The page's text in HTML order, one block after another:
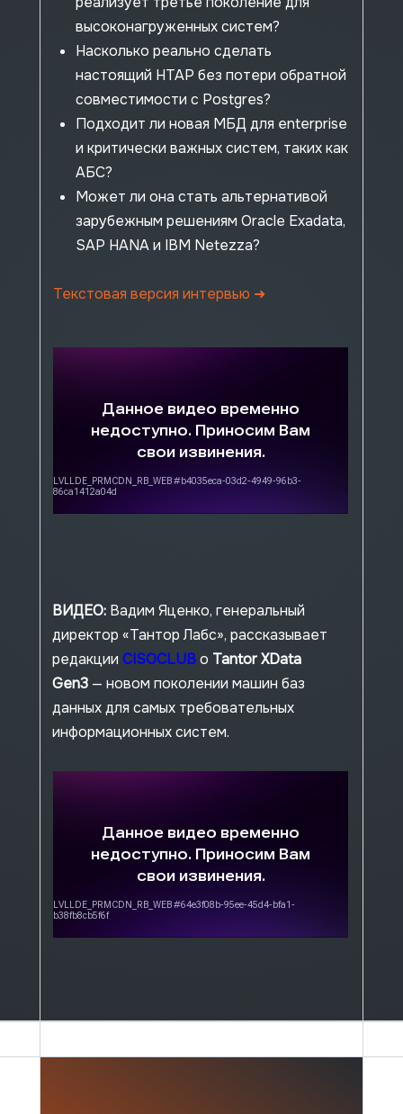
любые базы PostgreSQL
обслуживание и мониторинг
маскирование данных
автоматизация рутины
Платформа Tantor
производительность
операционная эффективность
Tantor XData
отказоустойчивая
оптимизирована для «1С»
сертификация ФСТЭК
Gen3
Gen2
ВИДЕО: Вадим Яценко, генеральный
директор «Тантор Лабс», рассказывает
редакции CISOCLUBо Tantor XData
Gen3 — новом поколении машин баз
данных для самых требовательных
информационных систем.
высоконагруженных систем?
Насколько реально сделать
настоящий HTAP без потери обратной
совместимости с Postgres?
Подходит ли новая МБД для enterprise
и критически важных систем, таких как
АБС?
Может ли она стать альтернативой
зарубежным решениям Oracle Exadata,
SAP HANA и IBM Netezza?
Текстовая версия интервью ➜